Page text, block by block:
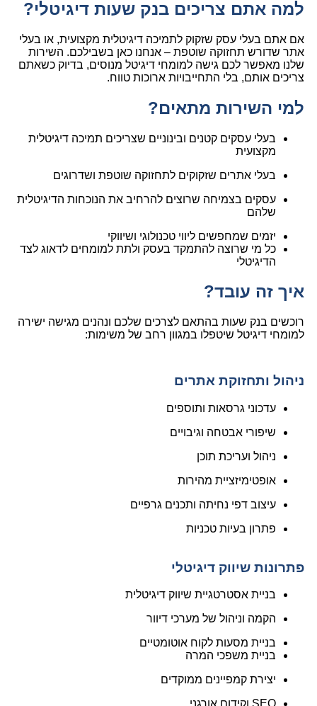
למה אתם צריכים בנק שעות דיגיטלי?
אם אתם בעלי עסק שזקוק לתמיכה דיגיטלית מקצועית, או בעלי
אתר שדורש תחזוקה שוטפת – אנחנו כאן בשבילכם. השירות
שלנו מאפשר לכם גישה למומחי דיגיטל מנוסים, בדיוק כשאתם
צריכים אותם, בלי התחייבויות ארוכות טווח.
למי השירות מתאים?
בעלי עסקים קטנים ובינוניים שצריכים תמיכה דיגיטלית
מקצועית
בעלי אתרים שזקוקים לתחזוקה שוטפת ושדרוגים
עסקים בצמיחה שרוצים להרחיב את הנוכחות הדיגיטלית
שלהם
יזמים שמחפשים ליווי טכנולוגי ושיווקי
כל מי שרוצה להתמקד בעסק ולתת למומחים לדאוג לצד
הדיגיטלי
איך זה עובד?
רוכשים בנק שעות בהתאם לצרכים שלכם ונהנים מגישה ישירה
למומחי דיגיטל שיטפלו במגוון רחב של משימות:
ניהול ותחזוקת אתרים
עדכוני גרסאות ותוספים
שיפורי אבטחה וגיבויים
ניהול ועריכת תוכן
אופטימיזציית מהירות
עיצוב דפי נחיתה ותכנים גרפיים
פתרון בעיות טכניות
פתרונות שיווק דיגיטלי
בניית אסטרטגיית שיווק דיגיטלית
הקמה וניהול של מערכי דיוור
בניית מסעות לקוח אוטומטיים
בניית משפכי המרה
יצירת קמפיינים ממוקדים